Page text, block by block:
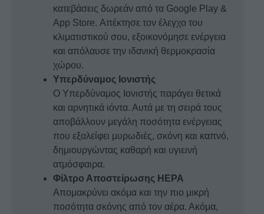
κατεβάσεις δωρεάν από τα Google Play &
App Store. Απέκτησε τον έλεγχο του
κλιματιστικού σου, εξοικονόμησε ενέργεια
και απόλαυσε την ιδανική θερμοκρασία
χώρου.
Υπερδύναμος Ιονιστής
Ο Υπερδύναμος Ιονιστής παράγει θετικά
και αρνητικά ιόντα. Αυτά με τη σειρά τους
αποβάλλουν μεγάλη ποσότητα ενέργειας
που εξαλείφει μυρωδιές, σκόνη και καπνό,
δημιουργώντας καθαρή και υγιεινή
ατμόσφαιρα.
Φίλτρο Αποστείρωσης HEPA
Απομακρύνει ακόμα και την πιο μικρή
ποσότητα σκόνης από τον αέρα. Ακόμα,